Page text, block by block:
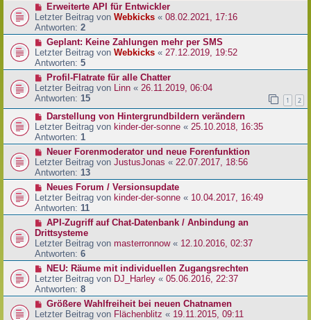
Erweiterte API für Entwickler
Letzter Beitrag von Webkicks « 08.02.2021, 17:16
Antworten: 2
Geplant: Keine Zahlungen mehr per SMS
Letzter Beitrag von Webkicks « 27.12.2019, 19:52
Antworten: 5
Profil-Flatrate für alle Chatter
Letzter Beitrag von
Linn « 26.11.2019, 06:04
Antworten: 15 1 2
Darstellung von Hintergrundbildern verändern
Letzter Beitrag von kinder-der-sonne « 25.10.2018, 16:35
Antworten: 1
Neuer Forenmoderator und neue Forenfunktion
Letzter Beitrag von JustusJonas « 22.07.2017, 18:56
Antworten: 13
Neues Forum / Versionsupdate
Letzter Beitrag von kinder-der-sonne « 10.04.2017, 16:49
Antworten: 11
API-Zugriff auf Chat-Datenbank / Anbindung an
Drittsysteme
Letzter Beitrag von masterronnow« 12.10.2016, 02:37
Antworten: 6
NEU: Räume mit individuellen Zugangsrechten
Letzter Beitrag von DJ_Harley « 05.06.2016, 22:37
Antworten: 8
Größere Wahlfreiheit bei neuen Chatnamen
Letzter Beitrag von Flächenblitz « 19.11.2015, 09:11